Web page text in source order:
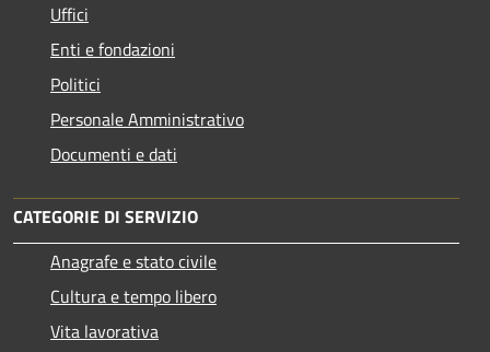
Uffici
Enti e fondazioni
Politici
Personale Amministrativo
Documenti e dati
CATEGORIE DI SERVIZIO
Anagrafe e stato civile
Cultura e tempo libero
Vita lavorativa